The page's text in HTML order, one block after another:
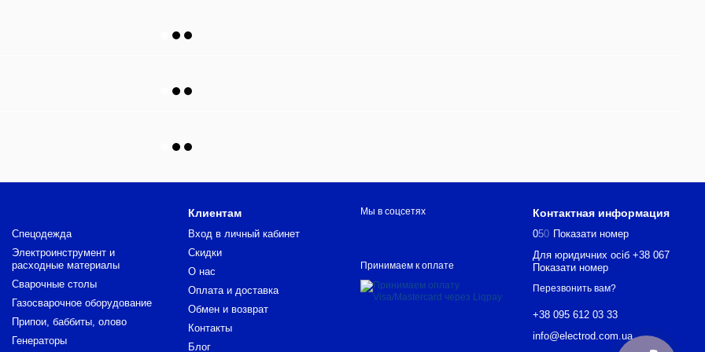
Спецодежда
Электроинструмент и
расходные материалы
Сварочные столы
Газосварочное оборудование
Припои, баббиты, олово
Генераторы
Клиентам
Вход в личный кабинет
Скидки
О нас
Оплата и доставка
Обмен и возврат
Контакты
Блог
Мы в соцсетях
Принимаем к оплате
Контактная информация
050 Показати номер
Для юридичних осіб +38 067
Показати номер
Перезвонить вам?
+38 095 612 03 33
info@electrod.com.ua